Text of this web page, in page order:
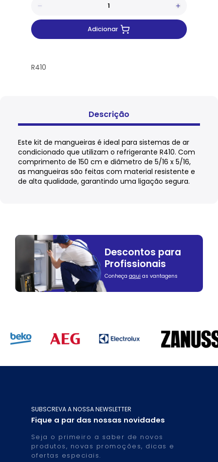
Adicionar
R410
Descrição
Este kit de mangueiras é ideal para sistemas de ar
condicionado que utilizam o refrigerante R410. Com
comprimento de 150 cm e diâmetro de 5/16 x 5/16,
as mangueiras são feitas com material resistente e
de alta qualidade, garantindo uma ligação segura.
Descontos para
Profissionais
Conheça aqui as vantagens
SUBSCREVA A NOSSA NEWSLETTER
Fique a par das nossas novidades
Seja o primeiro a saber de novos
produtos, novas promoções, dicas e
ofertas especiais.